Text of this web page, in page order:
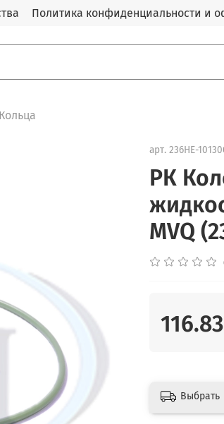
Политика конфиденциальности и
Кольца
арт. 236HE-
РК
MVQ
Выбрать